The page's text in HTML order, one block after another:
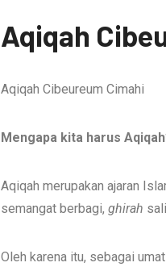
Aqiqah
Aqiqah Cibeureum Cimahi
Mengapa kita harus
Aqiqah merupakan ajaran
semangat berbagi, ghirah
Oleh karena itu, sebagai